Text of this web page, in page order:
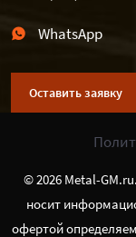
WhatsApp
Оставить заявку
© 2026 Metal-
носит
офертой